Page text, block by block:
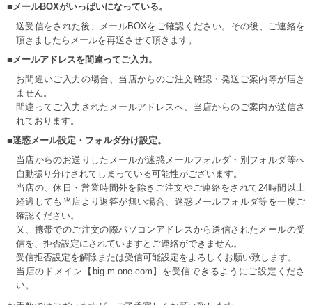
■メールBOXがいっぱいになっている。
送受信をされた後、メールBOXをご確認ください。その後、ご連絡を
頂きましたらメールを再送させて頂きます。
■メールアドレスを間違ってご入力。
お間違いご入力の場合、当店からのご注文確認・発送ご案内等が届き
ません。
間違ってご入力されたメールアドレスへ、当店からのご案内が送信さ
れております。
■迷惑メール設定・フォルダ分け設定。
当店からのお送りしたメールが迷惑メールフォルダ・別フォルダ等へ
自動振り分けされてしまっている可能性がございます。
当店の、休日・営業時間外を除きご注文やご連絡をされて24時間以上
経過しても当店より返答が無い場合、迷惑メールフォルダ等を一度ご
確認ください。
又、携帯でのご注文の際パソコンアドレスから送信されたメールの受
信を、拒否設定にされていますとご連絡ができません。
受信拒否設定を解除または受信可能設定をよろしくお願い致します。
当店のドメイン【big-m-one.com】を受信できるようにご設定くださ
い。